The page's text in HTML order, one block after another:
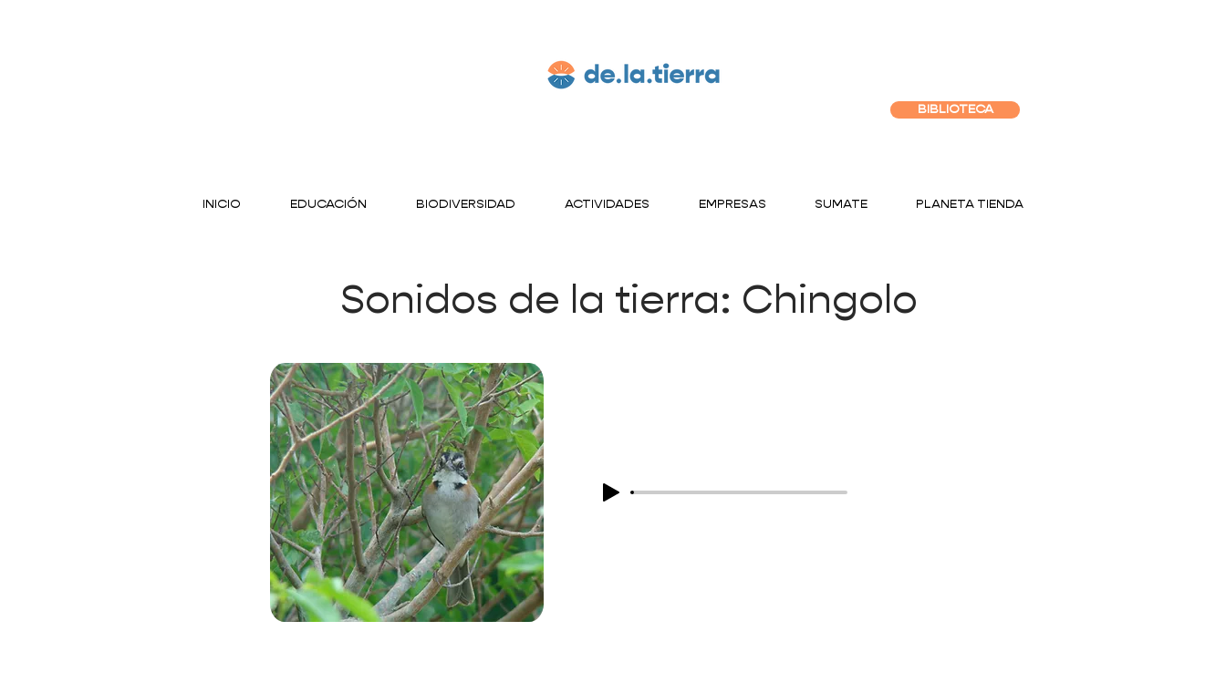
BIBLIOTECA
INICIO EDUCACIÓN BIODIVERSIDAD ACTIVIDADES EMPRESAS SUMATE PLANETA TIENDA
Sonidos de la tierra: Chingolo